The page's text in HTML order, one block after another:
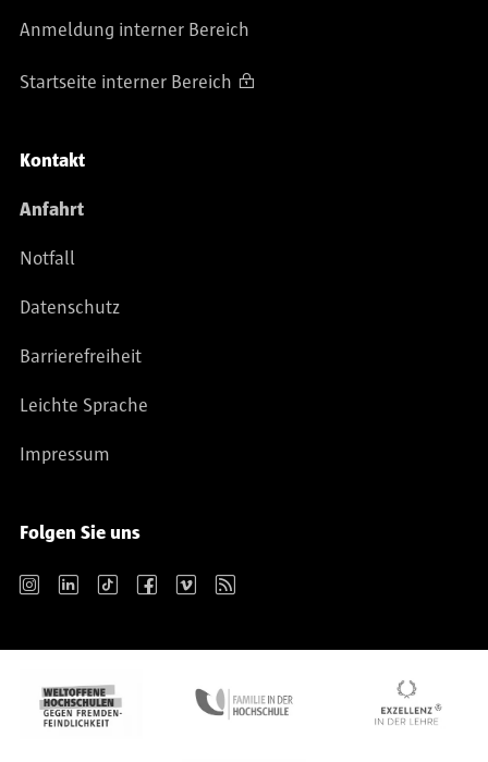
Anmeldung interner Bereich
Startseite interner Bereich
Kontakt
Anfahrt
Notfall
Datenschutz
Barrierefreiheit
Leichte Sprache
Impressum
Folgen Sie uns
Instagram LinkedIn TikTok Facebook Vimeo RSS